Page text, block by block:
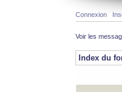
Connexion
Voir les
Index du